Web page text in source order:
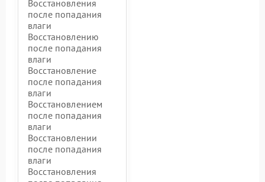
Восстановления
после попадания
влаги
Восстановлению
после попадания
влаги
Восстановление
после попадания
влаги
Восстановлением
после попадания
влаги
Восстановлении
после попадания
влаги
Восстановления